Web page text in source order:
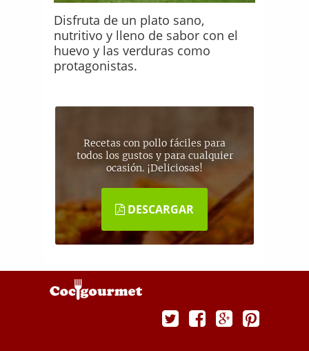
Disfruta de un plato sano,
nutritivo y lleno de sabor con el
huevo y las verduras como
protagonistas.
Recetas con pollo fáciles para
todos los gustos y para cualquier
ocasión. ¡Deliciosas!
DESCARGAR